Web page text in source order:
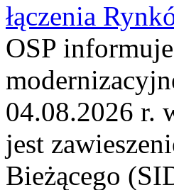
łączenia
OSP
04.08.2026 r.
jest
Bieżącego